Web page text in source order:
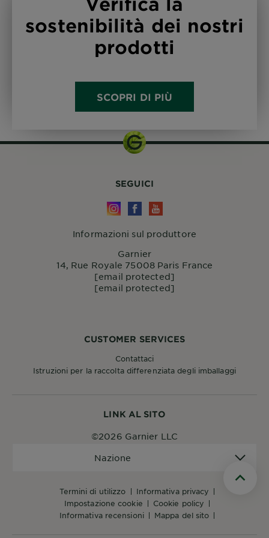
sostenibilità dei nostri
prodotti
SCOPRI DI PIÙ
LINK AL SITO
termini di utilizzo
informativa privacy
impostazione cookie
cookie policy
informativa recensioni
mappa del sito
Nazione
©2026 Garnier LLC
CUSTOMER SERVICES
Contattaci
Istruzioni per la raccolta differenziata degli imballaggi
SEGUICI
Informazioni sul produttore
Garnier
14, Rue Royale 75008 Paris France
[email protected]
[email protected]
Scroll